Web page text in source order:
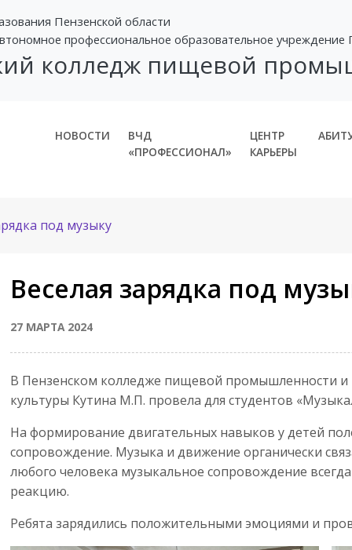
Пензенской области
профессиональное образовательное учреждение
колледж пищевой
НОВОСТИ
ВЧД
«ПРОФЕССИОНАЛ»
ЦЕНТР
КАРЬЕРЫ
под музыку
Веселая зарядка под
27 МАРТА 2024
В Пензенском колледже пищевой промышленности
культуры Кутина М.П. провела для студентов
На формирование двигательных навыков у детей
сопровождение. Музыка и движение органически
любого человека музыкальное сопровождение
реакцию.
Ребята зарядились положительными эмоциями и